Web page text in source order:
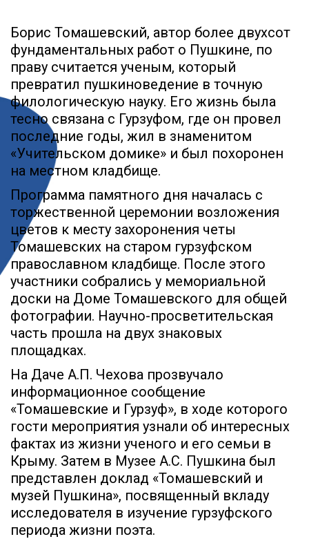
Борис Томашевский, автор более двухсот
фундаментальных работ о Пушкине, по
праву считается ученым, который
превратил пушкиноведение в точную
филологическую науку. Его жизнь была
тесно связана с Гурзуфом, где он провел
последние годы, жил в знаменитом
«Учительском домике» и был похоронен
на местном кладбище.
Программа памятного дня началась с
торжественной церемонии возложения
цветов к месту захоронения четы
Томашевских на старом гурзуфском
православном кладбище. После этого
участники собрались у мемориальной
доски на Доме Томашевского для общей
фотографии. Научно-просветительская
часть прошла на двух знаковых
площадках.
На Даче А.П. Чехова прозвучало
информационное сообщение
«Томашевские и Гурзуф», в ходе которого
гости мероприятия узнали об интересных
фактах из жизни ученого и его семьи в
Крыму. Затем в Музее А.С. Пушкина был
представлен доклад «Томашевский и
музей Пушкина», посвященный вкладу
исследователя в изучение гурзуфского
периода жизни поэта.